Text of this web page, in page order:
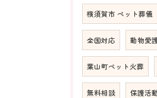
横須賀市 ペット葬儀
全国対応 動物愛
葉山町ペット火葬
無料相談 保護活動